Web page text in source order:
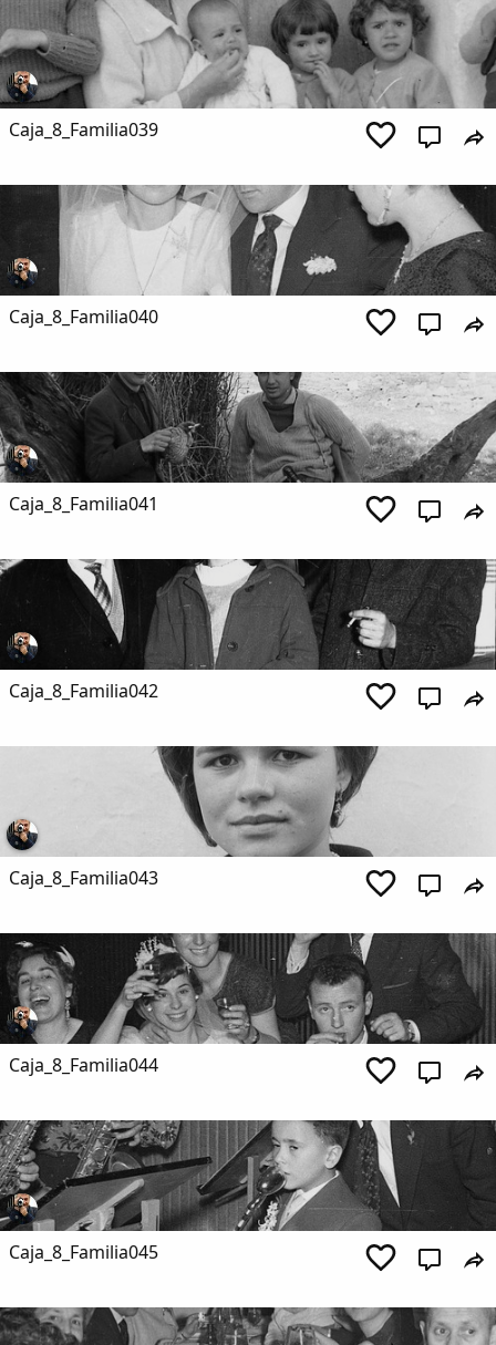
Caja_8_Familia039
Caja_8_Familia040
Caja_8_Familia041
Caja_8_Familia042
Caja_8_Familia043
Caja_8_Familia044
Caja_8_Familia045